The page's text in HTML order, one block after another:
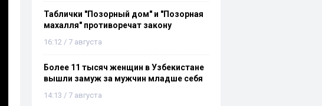
Таблички "Позорный дом" и "Позорная
махалля" противоречат закону
16:12 / 7 августа
Более 11 тысяч женщин в Узбекистане
вышли замуж за мужчин младше себя
14:13 / 7 августа